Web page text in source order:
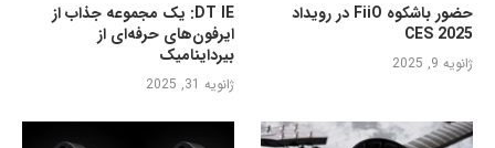
DT IE: یک مجموعه جذاب از
ایرفون‌های حرفه‌ای از
بیرداینامیک
ژانویه 31, 2025
حضور باشکوه FiiO در رویداد
CES 2025
ژانویه 9, 2025